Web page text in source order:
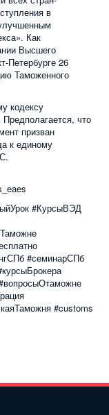
в
Как
Высшего
Петербурге 26
Таможенного
кодексу
что
призван
к единому
#КурсыВЭД
#семинарСПб
#customs